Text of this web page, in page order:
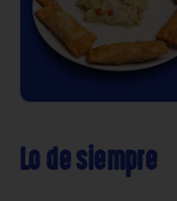
Lo de siempre